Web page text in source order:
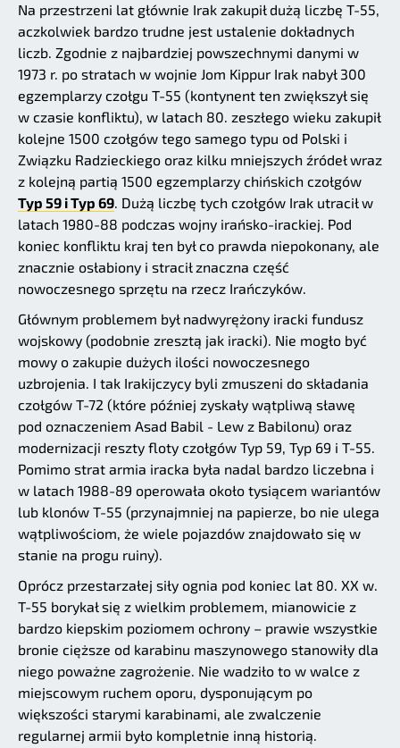
Na przestrzeni lat głównie Irak zakupił dużą liczbę T-55,
aczkolwiek bardzo trudne jest ustalenie dokładnych
liczb. Zgodnie z najbardziej powszechnymi danymi w
1973 r. po stratach w wojnie Jom Kippur Irak nabył 300
egzemplarzy czołgu T-55 (kontynent ten zwiększył się
w czasie konfliktu), w latach 80. zeszłego wieku zakupił
kolejne 1500 czołgów tego samego typu od Polski i
Związku Radzieckiego oraz kilku mniejszych źródeł wraz
z kolejną partią 1500 egzemplarzy chińskich czołgów
Typ 59 i Typ 69. Dużą liczbę tych czołgów Irak utracił w
latach 1980-88 podczas wojny irańsko-irackiej. Pod
koniec konfliktu kraj ten był co prawda niepokonany, ale
znacznie osłabiony i stracił znaczna część
nowoczesnego sprzętu na rzecz Irańczyków.
Głównym problemem był nadwyrężony iracki fundusz
wojskowy (podobnie zresztą jak iracki). Nie mogło być
mowy o zakupie dużych ilości nowoczesnego
uzbrojenia. I tak Irakijczycy byli zmuszeni do składania
czołgów T-72 (które później zyskały wątpliwą sławę
pod oznaczeniem Asad Babil - Lew z Babilonu) oraz
modernizacji reszty floty czołgów Typ 59, Typ 69 i T-55.
Pomimo strat armia iracka była nadal bardzo liczebna i
w latach 1988-89 operowała około tysiącem wariantów
lub klonów T-55 (przynajmniej na papierze, bo nie ulega
wątpliwościom, że wiele pojazdów znajdowało się w
stanie na progu ruiny).
Oprócz przestarzałej siły ognia pod koniec lat 80. XX w.
T-55 borykał się z wielkim problemem, mianowicie z
bardzo kiepskim poziomem ochrony – prawie wszystkie
bronie cięższe od karabinu maszynowego stanowiły dla
niego poważne zagrożenie. Nie wadziło to w walce z
miejscowym ruchem oporu, dysponującym po
większości starymi karabinami, ale zwalczenie
regularnej armii było kompletnie inną historią.